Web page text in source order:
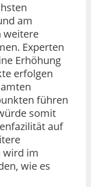
am
weitere
Experten
Erhöhung
erfolgen
führen
somit
auf
wird im
wie es